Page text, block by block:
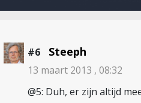
#6 Steeph
13 maart 2013 , 08:32
@5: Duh, er zijn altijd